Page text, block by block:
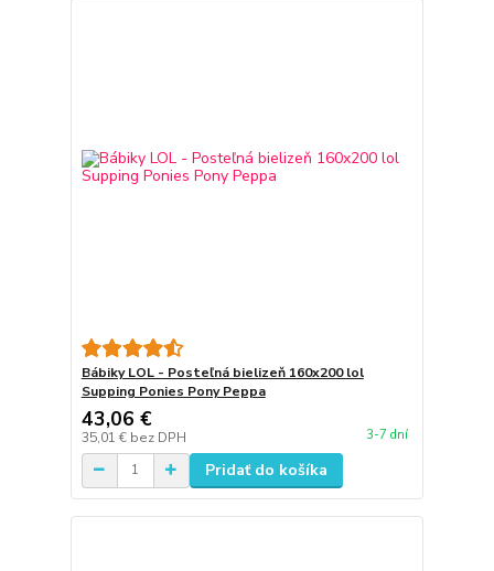
Bábiky LOL - Posteľná bielizeň 160x200 lol
Supping Ponies Pony Peppa
43,06 €
35,01 € bez DPH 3-7 dní
Pridať do košíka